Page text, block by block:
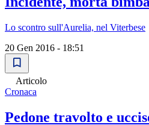
Lo scontro sull'Aurelia, nel Viterbese
20 Gen 2016 - 18:51
Articolo
Cronaca
Pedone travolto e